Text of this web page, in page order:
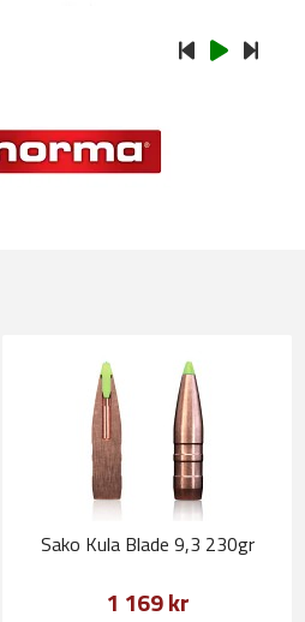
Sako Kula Blade 9,3 230gr
1 169 kr